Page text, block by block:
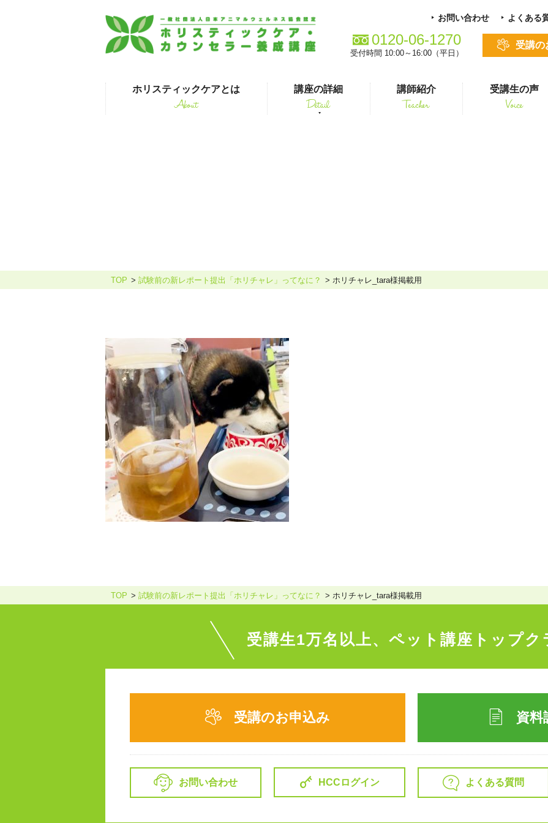
ホリスティックケアとは
About
講座の詳細
Detail
ホリスティックケア・カウンセラー養成講座
ホリスティックケア･カウンセラー受講生向け。
講師紹介
Teacher
受講生の声
Voice
受講の
お問い合わせ よくある
0120-06-1270
受付時間 10:00～16:00（平日）
TOP 試験前の新レポート提出「ホリチャレ」ってなに？ ホリチャレ_tara様掲載用
TOP 試験前の新レポート提出「ホリチャレ」ってなに？ ホリチャレ_tara様掲載用
受講生1万名以上、 ペット講座トップク
受講のお申込み 資料
お問い合わせ HCCログイン よくある質問